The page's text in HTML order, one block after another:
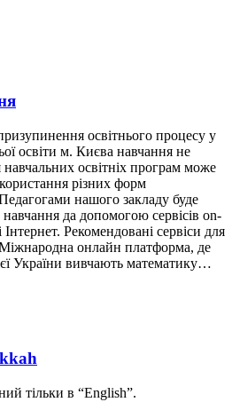
освітнього процесу у
освіти м. Києва навчання не
освітніх програм може
різних форм
нашого закладу буде
да допомогою сервісів on-
Рекомендовані сервіси для
онлайн платформа, де
України вивчають математику…
тільки в “English”.